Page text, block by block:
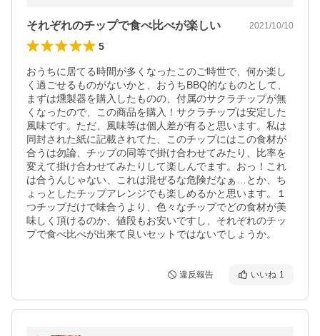
それぞれのチップで食べ比べが楽しい 2021/10/10
5
おうちに居てる時間が多くなったこのご時世で、何か楽し
く過ごせるものがないかと、おうちBBQ的なものとして、
まずは燻製器を購入したものの、付属のサクラチップが無
くなったので、この商品を購入！サクラチップは安定した
風味です。ただ、風味等は個人差が有ると思います。私は
同封された紙に記載されてた、このチップにはこの食材が
合うは勿論、チップの同等で掛け合わせてみたり、比率を
変えて掛け合わせてみたりして楽しんでます。おっ！これ
は合うんじゃない、これは混ぜるな危険だなぁ…とか、ち
ょっとしたチップアレンジでも楽しめるかと思います。１
つチップだけで味合うより、色々なチップでどの食材が美
味しく頂けるのか、値段もお安いですし、それぞれのチッ
プで食べ比べが出来て良いセットではないでしょうか。
違反報告 いいね 1